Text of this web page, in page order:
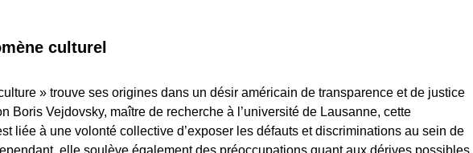
culturel
» trouve ses origines dans un désir américain de transparence et de justice
Boris Vejdovsky, maître de recherche à l’université de Lausanne, cette
liée à une volonté collective d’exposer les défauts et discriminations au sein de
elle soulève également des préoccupations quant aux dérives possibles,